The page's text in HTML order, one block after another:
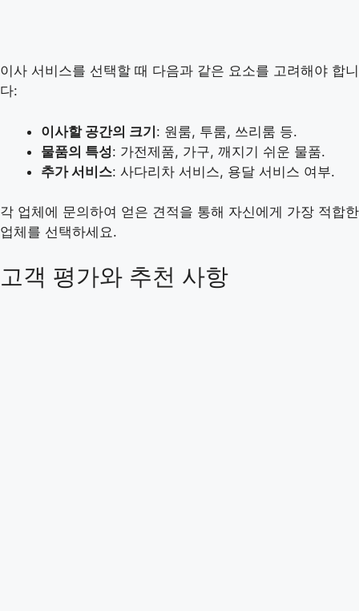
이사 서비스를 선택할 때 다음과 같은 요소를 고려해야 합니
다:
이사할 공간의 크기: 원룸, 투룸, 쓰리룸 등.
물품의 특성: 가전제품, 가구, 깨지기 쉬운 물품.
추가 서비스: 사다리차 서비스, 용달 서비스 여부.
각 업체에 문의하여 얻은 견적을 통해 자신에게 가장 적합한
업체를 선택하세요.
고객 평가와 추천 사항